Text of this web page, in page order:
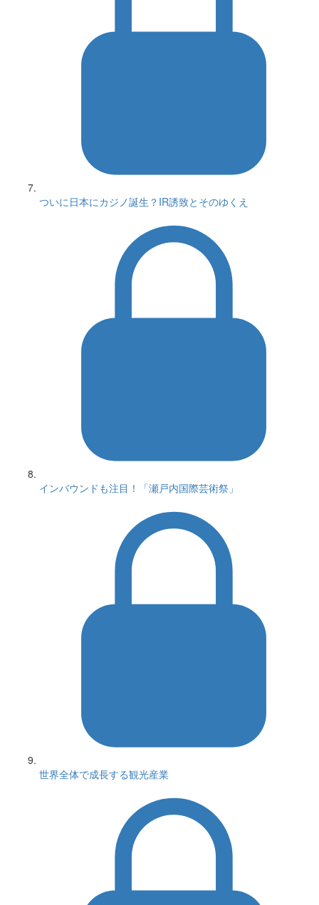
ついに日本にカジノ誕生？IR誘致とそのゆくえ
インバウンドも注目！「瀬戸内国際芸術祭」
世界全体で成長する観光産業